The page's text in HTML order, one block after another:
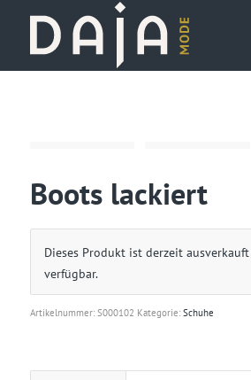
Boots lackiert
Dieses Produkt ist derzeit
verfügbar.
Artikelnummer: S000102 Kategorie: Schuhe